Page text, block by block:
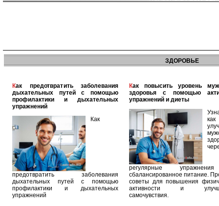
ЗДОРОВЬЕ
Как предотвратить заболевания
дыхательных путей с помощью
профилактики и дыхательных
упражнений
Как
предотвратить заболевания
дыхательных путей с помощью
профилактики и дыхательных
упражнений
Как повысить уровень мужского
здоровья с помощью
упражнений и диеты
как
регулярные
сбалансированное питание.
советы для повышения
активности и
самочувствия.